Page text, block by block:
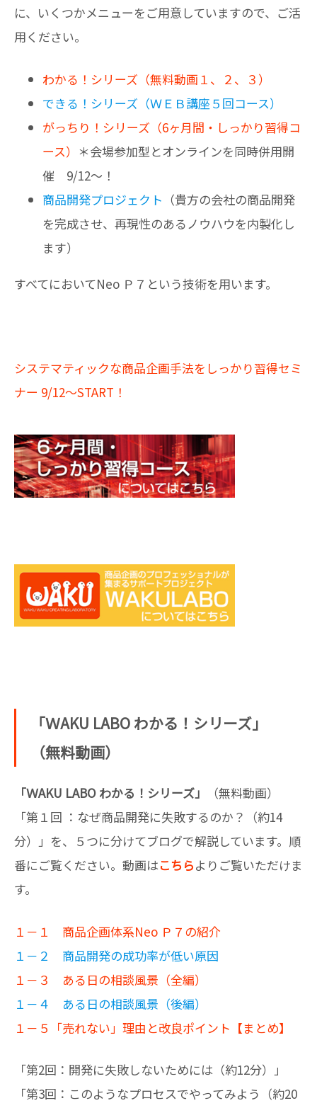
に、いくつかメニューをご用意していますので、ご活
用ください。
わかる！シリーズ（無料動画１、２、３）
できる！シリーズ（ＷＥＢ講座５回コース）
がっちり！シリーズ（6ヶ月間・しっかり習得コ
ース） ＊会場参加型とオンラインを同時併用開
催 9/12～！
商品開発プロジェクト （貴方の会社の商品開発
を完成させ、再現性のあるノウハウを内製化し
ます）
すべてにおいてNeo Ｐ７という技術を用います。
システマティックな商品企画手法をしっかり習得セミ
ナー 9/12～START！
「ＷAKU LABO わかる！シリーズ」
（無料動画）
「ＷAKU LABO わかる！シリーズ」
（無料動画）
「第１回 ：なぜ商品開発に失敗するのか？（約14
分）」を、５つに分けてブログで解説しています。順
番にご覧ください。動画はこちらよりご覧いただけま
す。
１－１ 商品企画体系Neo Ｐ７の紹介
１－２ 商品開発の成功率が低い原因
１－３ ある日の相談風景（全編）
１－４ ある日の相談風景（後編）
１－５「売れない」理由と改良ポイント【まとめ】
「第2回：開発に失敗しないためには（約12分）」
「第3回：このようなプロセスでやってみよう（約20